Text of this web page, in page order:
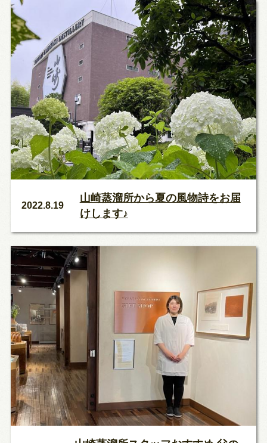
2022.8.19
山崎蒸溜所から夏の風物詩をお届
けします♪